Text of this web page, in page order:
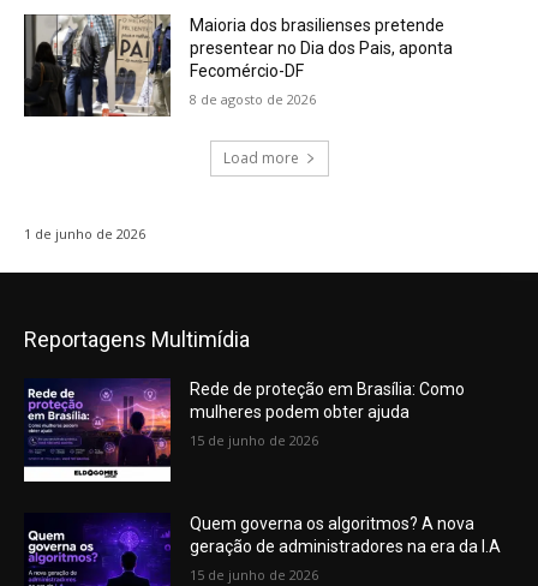
Maioria dos brasilienses pretende
presentear no Dia dos Pais, aponta
Fecomércio-DF
8 de agosto de 2026
Load more
1 de junho de 2026
Reportagens Multimídia
Rede de proteção em Brasília: Como
mulheres podem obter ajuda
15 de junho de 2026
Quem governa os algoritmos? A nova
geração de administradores na era da I.A
15 de junho de 2026